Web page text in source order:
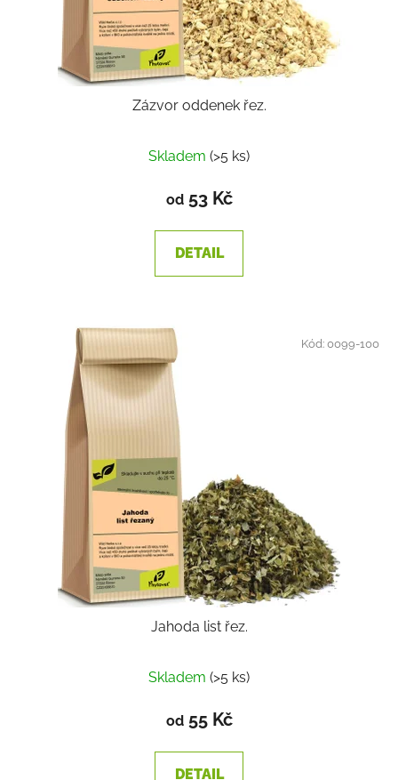
Zázvor oddenek řez.
Skladem (>5 ks)
od53 Kč
DETAIL
Jahoda list řez.
Skladem (>5 ks)
od55 Kč
DETAIL
Kód:0099-100